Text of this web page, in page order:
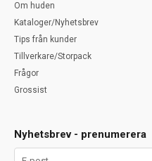
Om huden
Kataloger/Nyhetsbrev
Tips från kunder
Tillverkare/Storpack
Frågor
Grossist
Nyhetsbrev - prenumerera